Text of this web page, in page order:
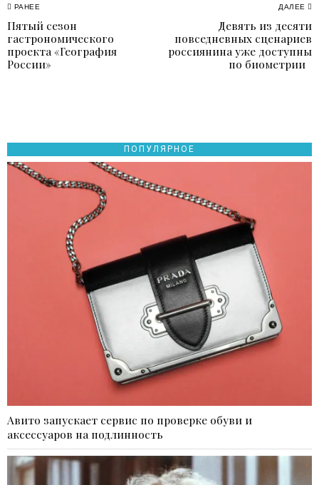
Навигация
по
записям
РАНЕЕ
Previous
post:
Пятый сезон
гастрономического
проекта «География
России»
ДАЛЕЕ
Девять из десяти
повседневных сценариев
россиянина уже доступны
по биометрии
ПОПУЛЯРНОЕ
Авито запускает сервис по проверке обуви и
аксессуаров на подлинность